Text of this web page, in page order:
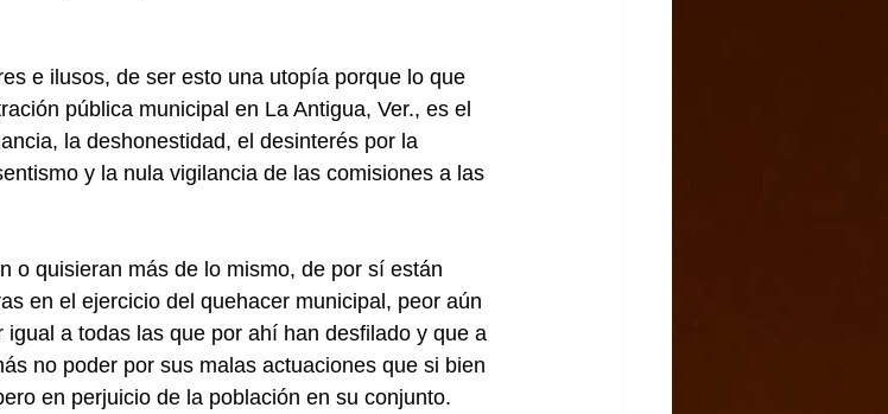
e ilusos, de ser esto una utopía porque lo que
pública municipal en La Antigua, Ver., es el
la deshonestidad, el desinterés por la
y la nula vigilancia de las comisiones a las
o quisieran más de lo mismo, de por sí están
en el ejercicio del quehacer municipal, peor aún
a todas las que por ahí han desfilado y que a
no poder por sus malas actuaciones que si bien
en perjuicio de la población en su conjunto.